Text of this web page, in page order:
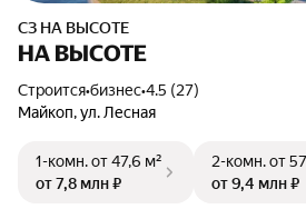
СЗ НА ВЫСОТЕ
НА ВЫСОТЕ
Строится•бизнес•4.5 (27)
Майкоп, ул. Лесная
1-комн.от 47,6 м²
от 7,8 млн ₽
2-комн.от
от 9,4 млн ₽